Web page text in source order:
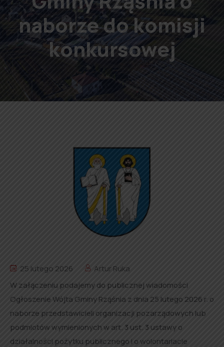
naborze do komisji
konkursowej
25 lutego 2026
Artur Ruka
W załączeniu podajemy do publicznej wiadomości
Ogłoszenie Wójta Gminy Rząśnia z dnia 25 lutego 2026 r. o
naborze przedstawicieli organizacji pozarządowych lub
podmiotów wymienionych w art. 3 ust. 3 ustawy o
działalności pożytku publicznego i o wolontariacie